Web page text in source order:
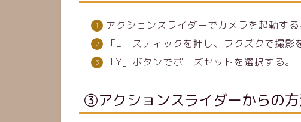
アクションスライダーでカメラを起動する
「L」スティックを押し、フクズクで撮影
「Y」ボタンでポーズセットを選択する。
③アクションスライダーからの